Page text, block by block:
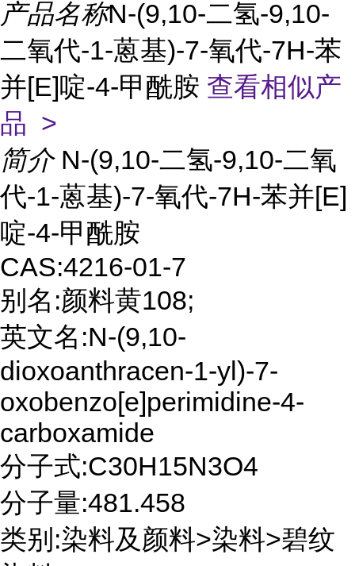
产品名称N-(9,10-二氢-9,10-
二氧代-1-蒽基)-7-氧代-7H-苯
并[E]啶-4-甲酰胺 查看相似产
品 >
简介 N-(9,10-二氢-9,10-二氧
代-1-蒽基)-7-氧代-7H-苯并[E]
啶-4-甲酰胺
CAS:4216-01-7
别名:颜料黄108;
英文名:N-(9,10-
dioxoanthracen-1-yl)-7-
oxobenzo[e]perimidine-4-
carboxamide
分子式:C30H15N3O4
分子量:481.458
类别:染料及颜料>染料>碧纹